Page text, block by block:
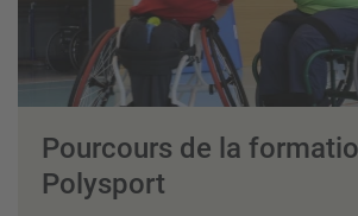
Pourcours de la
Polysport